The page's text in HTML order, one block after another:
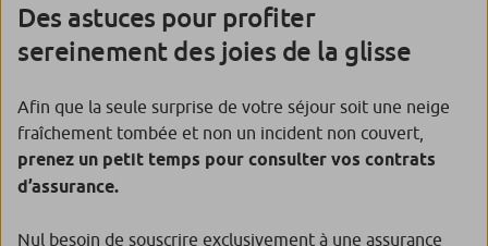
Des astuces pour profiter
sereinement des joies de la glisse
Afin que la seule surprise de votre séjour soit une neige
fraîchement tombée et non un incident non couvert,
prenez un petit temps pour consulter vos contrats
d’assurance.
Nul besoin de souscrire exclusivement à une assurance